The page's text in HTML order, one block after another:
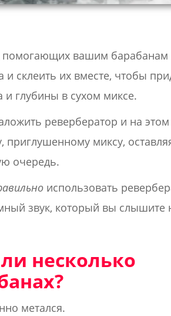
помогающих вашим
склеить их вместе, чтобы
и глубины в сухом миксе.
ревербератор и на этом
миксу,
очередь.
использовать
звук, который вы слышите
несколько
метался.